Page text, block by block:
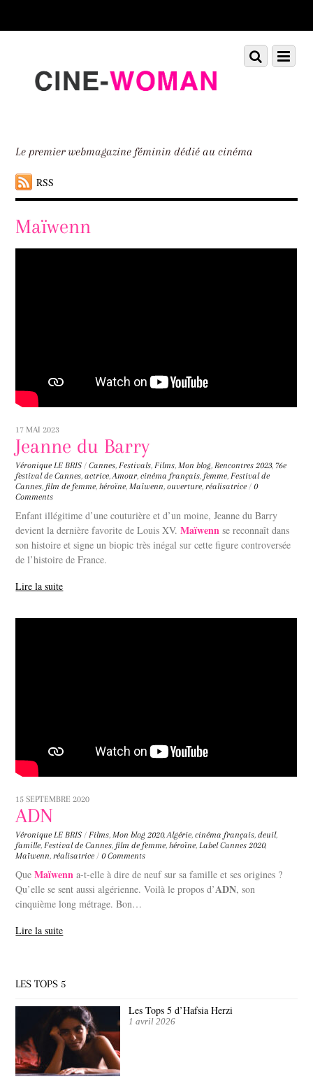
down
Le premier webmagazine féminin dédié au cinéma
RSS
Menu
Scroll
down
Maïwenn
17 MAI 2023
Jeanne du Barry
Véronique LE BRIS / Cannes,Festivals,Films,Mon blog,Rencontres 2023,76e
festival de Cannes,actrice,Amour,cinéma français, femme,Festival de
Cannes, film de femme,héroïne,Maïwenn,ouverture,réalisatrice / 0
Comments
Enfant illégitime d’une couturière et d’un moine, Jeanne du Barry
devient la dernière favorite de Louis XV.Maïwenn se reconnaît dans
son histoire et signe un biopic très inégal sur cette figure controversée
de l’histoire de France.
Lire la suite
15 SEPTEMBRE 2020
ADN
Véronique LE BRIS / Films,Mon blog 2020,Algérie,cinéma français,deuil,
famille,Festival de Cannes, film de femme,héroïne,Label Cannes 2020,
Maïwenn,réalisatrice / 0 Comments
QueMaïwenn a-t-elle à dire de neuf sur sa famille et ses origines ?
Qu’elle se sent aussi algérienne. Voilà le propos d’ADN, son
cinquième long métrage. Bon…
Lire la suite
LES TOPS 5
Les Tops 5 d’Hafsia Herzi
1 avril 2026